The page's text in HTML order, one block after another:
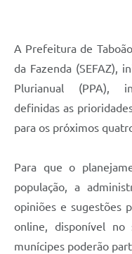
A Prefeitura de
da Fazenda (SEFAZ),
Plurianual (PPA),
definidas as
para os próximos
Para que o
população, a
opiniões e sugestões
online, disponível no
munícipes poderão